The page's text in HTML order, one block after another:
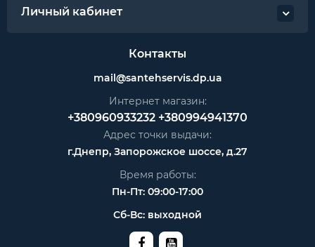
Личный кабинет
Контакты
mail@santehservis.dp.ua
Интернет магазин:
+380960933232 +380994941370
Адрес точки выдачи:
г.Днепр, Запорожское шоссе, д.27
Время работы:
Пн-Пт: 09:00-17:00
Сб-Вс: выходной